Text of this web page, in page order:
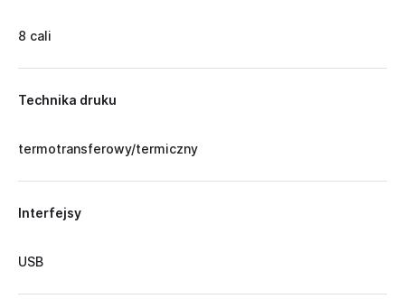
8 cali
Technika druku
termotransferowy/termiczny
Interfejsy
USB